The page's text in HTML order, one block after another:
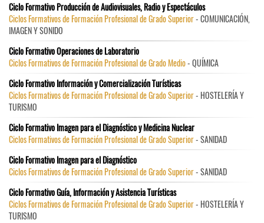
Ciclo Formativo Producción de Audiovisuales, Radio y Espectáculos
Ciclos Formativos de Formación Profesional de Grado Superior- COMUNICACIÓN,
IMAGEN Y SONIDO
Ciclo Formativo Operaciones de Laboratorio
Ciclos Formativos de Formación Profesional de Grado Medio- QUÍMICA
Ciclo Formativo Información y Comercialización Turísticas
Ciclos Formativos de Formación Profesional de Grado Superior- HOSTELERÍA Y
TURISMO
Ciclo Formativo Imagen para el Diagnóstico y Medicina Nuclear
Ciclos Formativos de Formación Profesional de Grado Superior- SANIDAD
Ciclo Formativo Imagen para el Diagnóstico
Ciclos Formativos de Formación Profesional de Grado Superior- SANIDAD
Ciclo Formativo Guía, Información y Asistencia Turísticas
Ciclos Formativos de Formación Profesional de Grado Superior- HOSTELERÍA Y
TURISMO